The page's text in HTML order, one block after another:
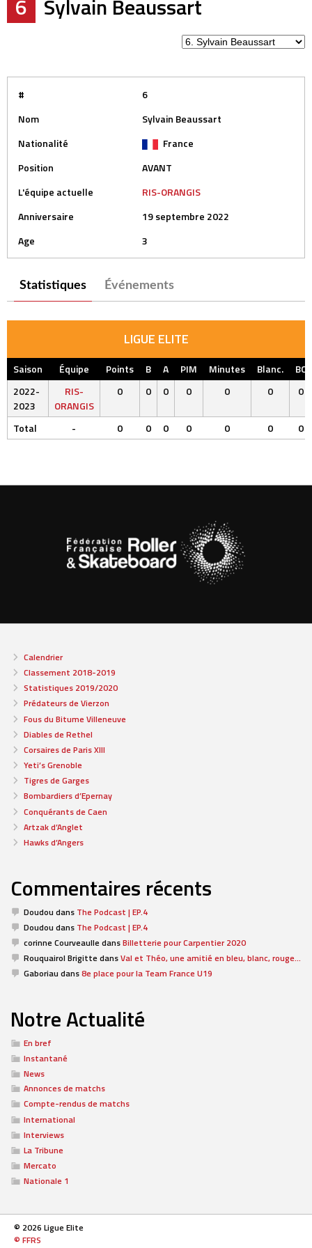
6 Sylvain Beaussart
#
6
Nom
Sylvain Beaussart
Nationalité
France
Position
AVANT
L'équipe actuelle
RIS-ORANGIS
Anniversaire
19 septembre 2022
Age
3
Statistiques Événements
LIGUE ELITE
Saison Équipe Points B A PIM Minutes Blanc.
BC
2022-
2023
RIS-
ORANGIS
0 0 0 0 0 0 0
Total - 0 0 0 0 0 0 0
Calendrier
Classement 2018-2019
Statistiques 2019/2020
Prédateurs de Vierzon
Fous du Bitume Villeneuve
Diables de Rethel
Corsaires de Paris XIII
Yeti’s Grenoble
Tigres de Garges
Bombardiers d’Epernay
Conquérants de Caen
Artzak d’Anglet
Hawks d’Angers
Commentaires récents
Doudou dans The Podcast | EP.4
Doudou dans The Podcast | EP.4
corinne CourveaulledansBilletterie pour Carpentier 2020
Rouquairol BrigittedansVal et Théo, une amitié en bleu, blanc, rouge…
Gaboriau dans8e place pour la Team France U19
Notre Actualité
En bref
Instantané
News
Annonces de matchs
Compte-rendus de matchs
International
Interviews
La Tribune
Mercato
Nationale 1
© 2026 Ligue Elite
© FFRS